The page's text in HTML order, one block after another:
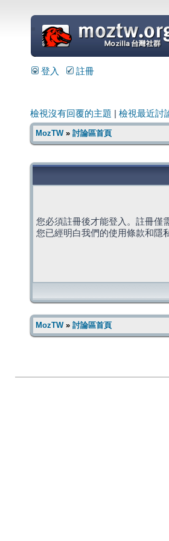
=
登入 註冊
檢視沒有回覆的主題 檢視最近討
MozTW» 討論區首頁
您必須註冊後才能登入。註冊僅
您已經明白我們的使用條款和隱
MozTW» 討論區首頁